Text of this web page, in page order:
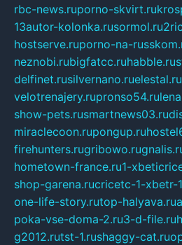
rbc-news.ruporno-skvirt.ru
13autor-kolonka.rusormol.ru
hostserve.ruporno-na-
neznobi.rubigfatcc.ruhabble.ru
delfinet.rusilvernano.ruelestal.ru
velotrenajery.rupronso54.ru
show-pets.rusmartnews03.ru
miraclecoon.rupongup.ru
firehunters.rugribowo.ru
hometown-france.ru1-
shop-garena.rucricetc-1-xbetr-
one-life-story.rutop-halyava.ru
poka-vse-doma-2.ru3-d-file.ru
g2012.rutst-1.rushaggy-cat.ru